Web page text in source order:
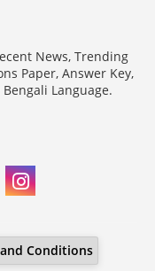
News, Trending
Paper, Answer Key,
Language.
Conditions